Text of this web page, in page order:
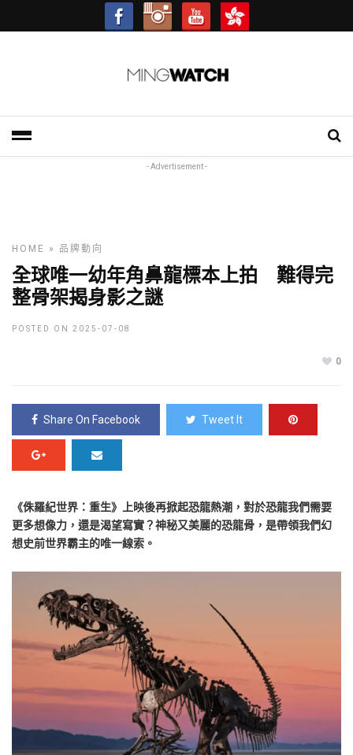
- Advertisement -
HOME » 品牌動向
全球唯一幼年角鼻龍標本上拍 難得完
整骨架揭身影之謎
POSTED ON 2025-07-08
0
Share On Facebook Tweet It
《侏羅紀世界：重生》上映後再掀起恐龍熱潮，對於恐龍我們需要
更多想像力，還是渴望寫實？神秘又美麗的恐龍骨，是帶領我們幻
想史前世界霸主的唯一線索。